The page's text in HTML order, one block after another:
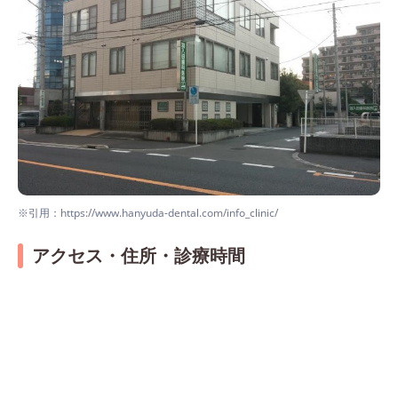
湘南歯科クリニック 大宮院(湘南美容歯科グ
ループ)
※引用：https://www.hanyuda-dental.com/info_clinic/
アクセス・住所・診療時間